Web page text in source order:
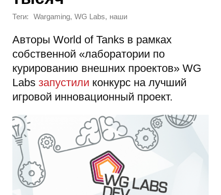
Теги: Wargaming, WG Labs, наши
Авторы World of Tanks в рамках
собственной «лаборатории по
курированию внешних проектов» WG
Labs запустили конкурс на лучший
игровой инновационный проект.